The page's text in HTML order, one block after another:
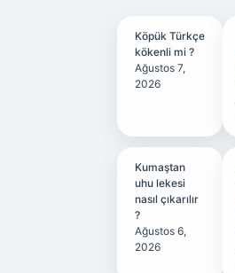
Köpük Türkçe
kökenli mi ?
Ağustos 7,
2026
Kumaştan
uhu lekesi
nasıl çıkarılır
?
Ağustos 6,
2026